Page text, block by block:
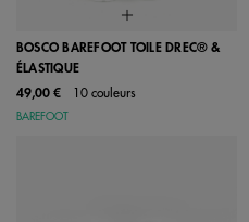
BOSCO BAREFOOT TOILE DREC® &
ÉLASTIQUE
49,00 €
10 couleurs
BAREFOOT